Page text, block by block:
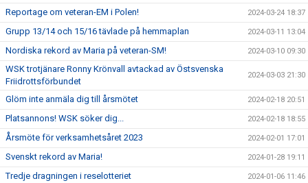
Reportage om veteran-EM i Polen! 2024-03-24 18:37
Grupp 13/14 och 15/16 tävlade på hemmaplan 2024-03-11 13:04
Nordiska rekord av Maria på veteran-SM! 2024-03-10 09:30
WSK trotjänare Ronny Krönvall avtackad av Östsvenska
Friidrottsförbundet
2024-03-03 21:30
Glöm inte anmäla dig till årsmötet 2024-02-18 20:51
Platsannons! WSK söker dig... 2024-02-18 18:55
Årsmöte för verksamhetsåret 2023 2024-02-01 17:01
Svenskt rekord av Maria! 2024-01-28 19:11
Tredje dragningen i reselotteriet 2024-01-06 11:46